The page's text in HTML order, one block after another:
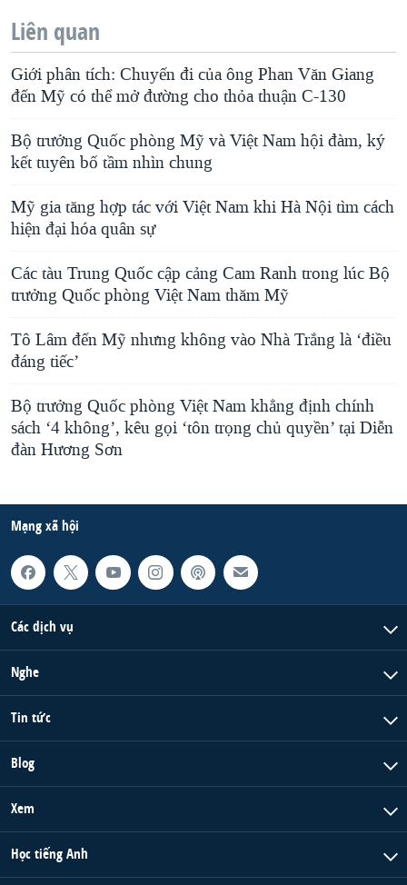
Liên quan
Giới phân tích: Chuyến đi của ông Phan Văn Giang
đến Mỹ có thể mở đường cho thỏa thuận C-130
Bộ trưởng Quốc phòng Mỹ và Việt Nam hội đàm, ký
kết tuyên bố tầm nhìn chung
Mỹ gia tăng hợp tác với Việt Nam khi Hà Nội tìm cách
hiện đại hóa quân sự
Các tàu Trung Quốc cập cảng Cam Ranh trong lúc Bộ
trưởng Quốc phòng Việt Nam thăm Mỹ
Tô Lâm đến Mỹ nhưng không vào Nhà Trắng là ‘điều
đáng tiếc’
Bộ trưởng Quốc phòng Việt Nam khẳng định chính
sách ‘4 không’, kêu gọi ‘tôn trọng chủ quyền’ tại Diễn
đàn Hương Sơn
Mạng xã hội
Các dịch vụ
Nghe
Tin tức
Blog
Xem
Học tiếng Anh